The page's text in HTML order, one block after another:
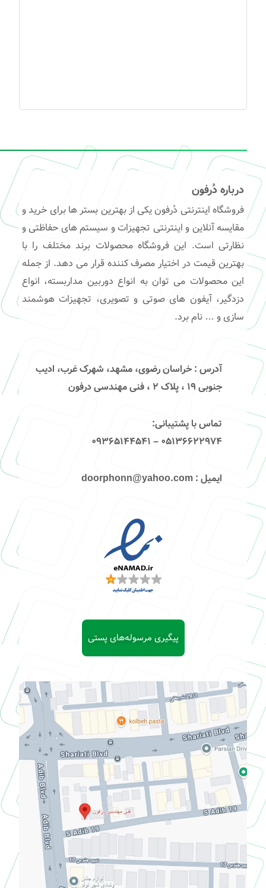
درباره دُرفون
فروشگاه اینترنتی دُرفون یکی از بهترین بستر ها برای خرید و
مقایسه آنلاین و اینترنتی تجهیزات و سیستم های حفاظتی و
نظارتی است. این فروشگاه محصولات برند مختلف را با
بهترین قیمت در اختیار مصرف کننده قرار می دهد. از جمله
این محصولات می توان به انواع دوربین مداربسته، انواع
دزدگیر، آیفون های صوتی و تصویری، تجهیزات هوشمند
سازی و … نام برد.
آدرس : خراسان رضوی، مشهد، شهرک غرب، ادیب
جنوبی ۱۹ ، پلاک ۲ ، فنی مهندسی درفون
تماس با پشتیبانی:
۰۵۱۳۶۶۲۲۹۷۴ – 09365144541
ایمیل : doorphonn@yahoo.com
پیگیری مرسوله‌های پستی